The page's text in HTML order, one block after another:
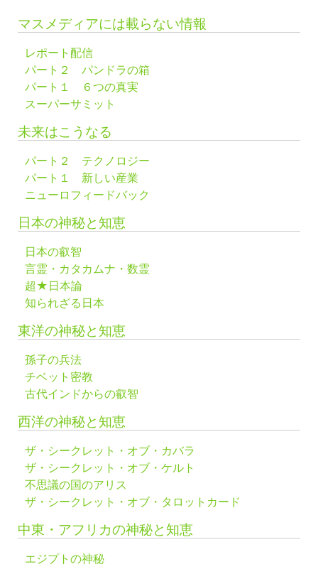
マスメディアには載らない情報
レポート配信
パート２ パンドラの箱
パート１ ６つの真実
スーパーサミット
未来はこうなる
パート２ テクノロジー
パート１ 新しい産業
ニューロフィードバック
日本の神秘と知恵
日本の叡智
言霊・カタカムナ・数霊
超★日本論
知られざる日本
東洋の神秘と知恵
孫子の兵法
チベット密教
古代インドからの叡智
西洋の神秘と知恵
ザ・シークレット・オブ・カバラ
ザ・シークレット・オブ・ケルト
不思議の国のアリス
ザ・シークレット・オブ・タロットカード
中東・アフリカの神秘と知恵
エジプトの神秘